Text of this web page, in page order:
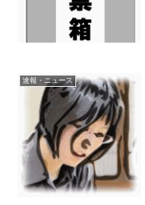
速報・ニュース